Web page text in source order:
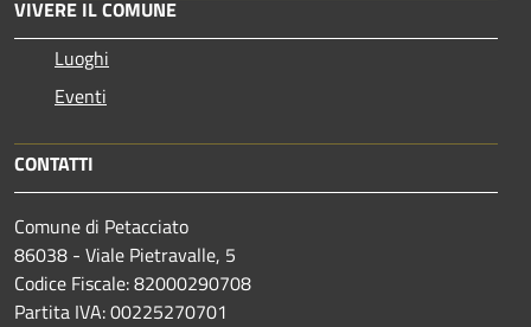
VIVERE IL COMUNE
Luoghi
Eventi
CONTATTI
Comune di Petacciato
86038 - Viale Pietravalle, 5
Codice Fiscale: 82000290708
Partita IVA: 00225270701